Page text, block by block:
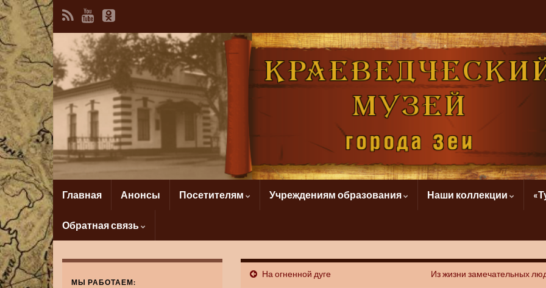
Главная Анонсы Посетителям Учреждениям образования Наши коллекции
Обратная связь
На огненной дуге Из жизни замечательных
МЫ РАБОТАЕМ: